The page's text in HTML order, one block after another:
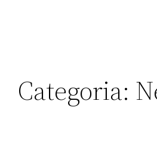
Categoria: